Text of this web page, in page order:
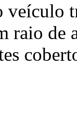
veículo
raio de